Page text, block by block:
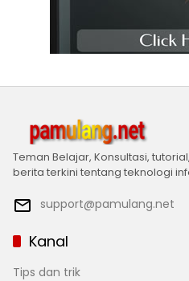
Teman Belajar, Konsultasi,
berita terkini tentang teknologi
support@pamulang.net
Kanal
Tips dan trik